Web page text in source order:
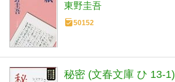
東野圭吾
50152
秘密 (文春文庫 ひ 13-1)